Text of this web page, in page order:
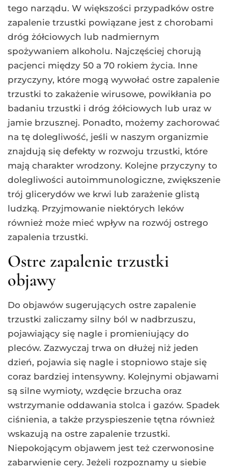
tego narządu. W większości przypadków ostre
zapalenie trzustki powiązane jest z chorobami
dróg żółciowych lub nadmiernym
spożywaniem alkoholu. Najczęściej chorują
pacjenci między 50 a 70 rokiem życia. Inne
przyczyny, które mogą wywołać ostre zapalenie
trzustki to zakażenie wirusowe, powikłania po
badaniu trzustki i dróg żółciowych lub uraz w
jamie brzusznej. Ponadto, możemy zachorować
na tę dolegliwość, jeśli w naszym organizmie
znajdują się defekty w rozwoju trzustki, które
mają charakter wrodzony. Kolejne przyczyny to
dolegliwości autoimmunologiczne, zwiększenie
trój glicerydów we krwi lub zarażenie glistą
ludzką. Przyjmowanie niektórych leków
również może mieć wpływ na rozwój ostrego
zapalenia trzustki.
Ostre zapalenie trzustki
objawy
Do objawów sugerujących ostre zapalenie
trzustki zaliczamy silny ból w nadbrzuszu,
pojawiający się nagle i promieniujący do
pleców. Zazwyczaj trwa on dłużej niż jeden
dzień, pojawia się nagle i stopniowo staje się
coraz bardziej intensywny. Kolejnymi objawami
są silne wymioty, wzdęcie brzucha oraz
wstrzymanie oddawania stolca i gazów. Spadek
ciśnienia, a także przyspieszenie tętna również
wskazują na ostre zapalenie trzustki.
Niepokojącym objawem jest też czerwonosine
zabarwienie cery. Jeżeli rozpoznamy u siebie